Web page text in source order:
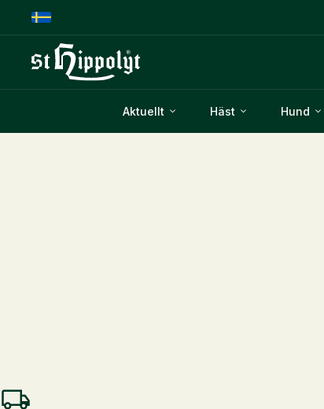
Aktuellt Häst Hund